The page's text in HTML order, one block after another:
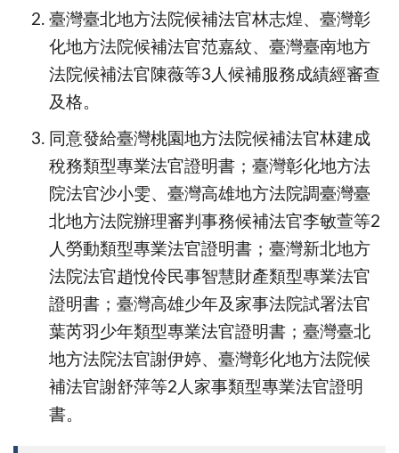
臺灣臺北地方法院候補法官林志煌、臺灣彰
化地方法院候補法官范嘉紋、臺灣臺南地方
法院候補法官陳薇等3人候補服務成績經審查
及格。
同意發給臺灣桃園地方法院候補法官林建成
稅務類型專業法官證明書；臺灣彰化地方法
院法官沙小雯、臺灣高雄地方法院調臺灣臺
北地方法院辦理審判事務候補法官李敏萱等2
人勞動類型專業法官證明書；臺灣新北地方
法院法官趙悅伶民事智慧財產類型專業法官
證明書；臺灣高雄少年及家事法院試署法官
葉芮羽少年類型專業法官證明書；臺灣臺北
地方法院法官謝伊婷、臺灣彰化地方法院候
補法官謝舒萍等2人家事類型專業法官證明
書。